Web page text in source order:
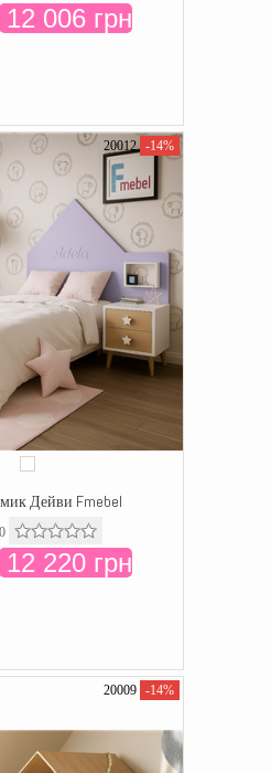
006 грн
20012 -14%
Дейви Fmebel
220 грн
20009 -14%